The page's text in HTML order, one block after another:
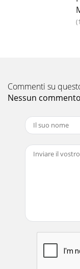
Commenti su
Nessun commento